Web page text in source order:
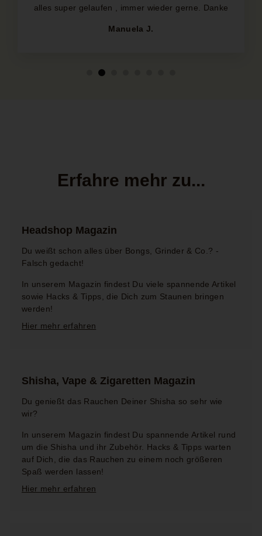
alles super gelaufen , immer wieder gerne. Danke
Manuela J.
Erfahre mehr zu...
mehrHeadshop Magazin
Du weißt schon alles über Bongs, Grinder & Co.? -
Falsch gedacht!
In unserem Magazin findest Du viele spannende Artikel
sowie Hacks & Tipps, die Dich zum Staunen bringen
werden!
Hier mehr erfahren
mehrShisha, Vape & Zigaretten Magazin
Du genießt das Rauchen Deiner Shisha so sehr wie
wir?
In unserem Magazin findest Du spannende Artikel rund
um die Shisha und ihr Zubehör. Hacks & Tipps warten
auf Dich, die das Rauchen zu einem noch größeren
Spaß werden lassen!
Hier mehr erfahren